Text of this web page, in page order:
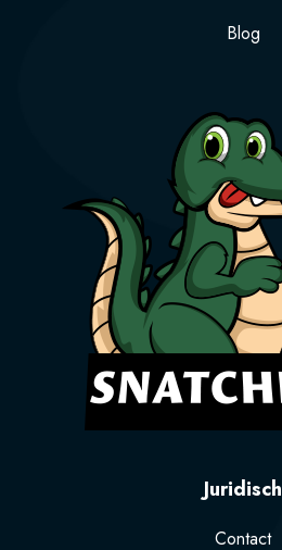
Blog
Juridisch
Contact